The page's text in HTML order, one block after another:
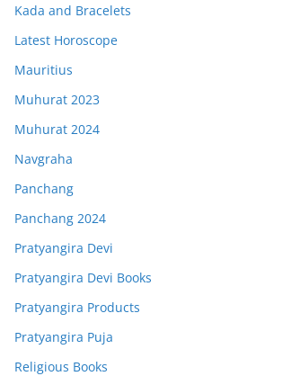
Kada and Bracelets
Latest Horoscope
Mauritius
Muhurat 2023
Muhurat 2024
Navgraha
Panchang
Panchang 2024
Pratyangira Devi
Pratyangira Devi Books
Pratyangira Products
Pratyangira Puja
Religious Books